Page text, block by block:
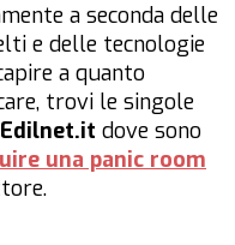
a seconda delle
e delle tecnologie
a quanto
trovi le singole
Edilnet.it dove sono
una panic room